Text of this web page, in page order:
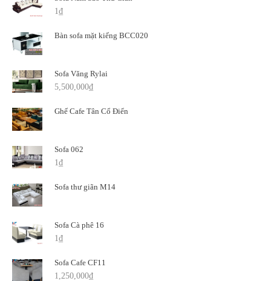
1₫
Bàn sofa mặt kiếng BCC020
Sofa Văng Rylai
5,500,000₫
Ghế Cafe Tân Cổ Điển
Sofa 062
1₫
Sofa thư giãn M14
Sofa Cà phê 16
1₫
Sofa Cafe CF11
1,250,000₫